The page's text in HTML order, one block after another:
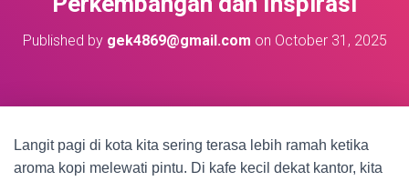
Published by gek4869@gmail.com on October 31, 2025
Langit pagi di kota kita sering terasa lebih ramah ketika
aroma kopi melewati pintu. Di kafe kecil dekat kantor, kita